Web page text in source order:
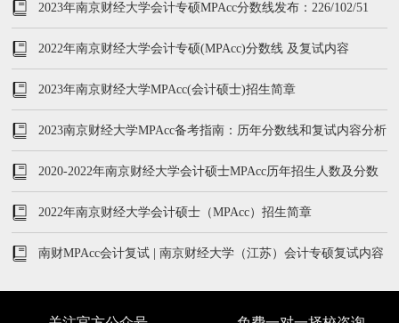
2023年南京财经大学会计专硕MPAcc分数线发布：226/102/51
2022年南京财经大学会计专硕(MPAcc)分数线 及复试内容
2023年南京财经大学MPAcc(会计硕士)招生简章
2023南京财经大学MPAcc备考指南：历年分数线和复试内容分析
2020-2022年南京财经大学会计硕士MPAcc历年招生人数及分数
线
2022年南京财经大学会计硕士（MPAcc）招生简章
南财MPAcc会计复试 | 南京财经大学（江苏）会计专硕复试内容
及真题汇总